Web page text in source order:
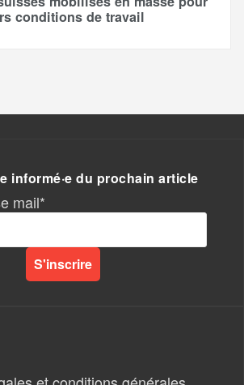
conditions de travail
informé·e du prochain article
mail*